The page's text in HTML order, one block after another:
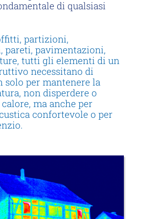
di qualsiasi
partizioni,
pareti, pavimentazioni,
tutti gli elementi di un
necessitano di
solo per mantenere la
non disperdere o
ma anche per
confortevole o per